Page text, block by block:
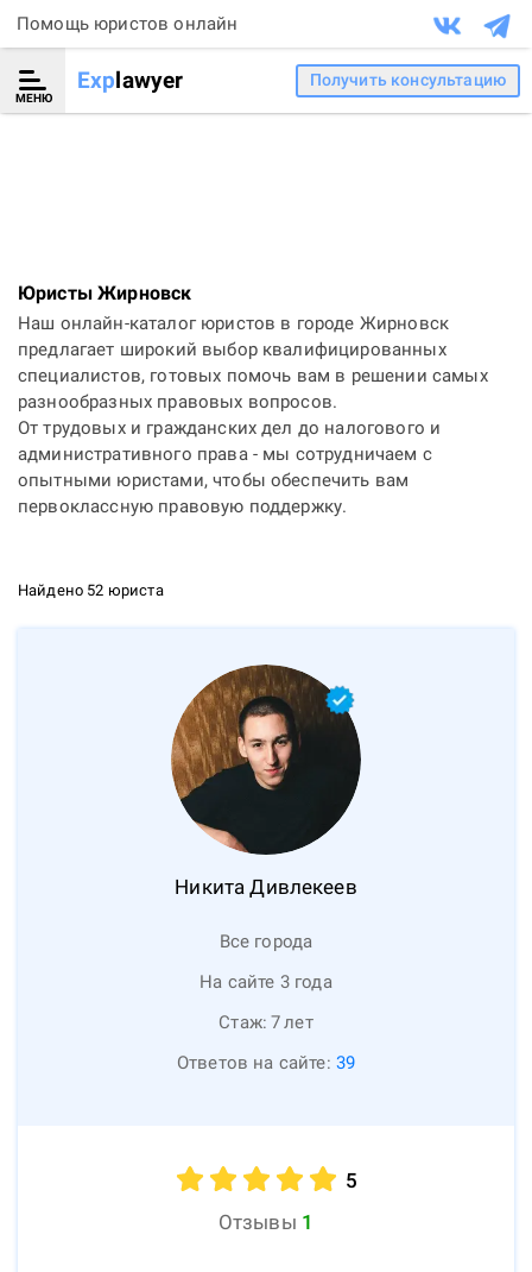
Помощь юристов онлайн
МЕНЮ
Explawyer Получить консультацию
Юристы Жирновск
Наш онлайн-каталог юристов в городе Жирновск
предлагает широкий выбор квалифицированных
специалистов, готовых помочь вам в решении самых
разнообразных правовых вопросов.
От трудовых и гражданских дел до налогового и
административного права - мы сотрудничаем с
опытными юристами, чтобы обеспечить вам
первоклассную правовую поддержку.
Найдено 52 юриста
Никита Дивлекеев
Все города
На сайте 3 года
Стаж: 7лет
Ответов на сайте: 39
5
Отзывы 1